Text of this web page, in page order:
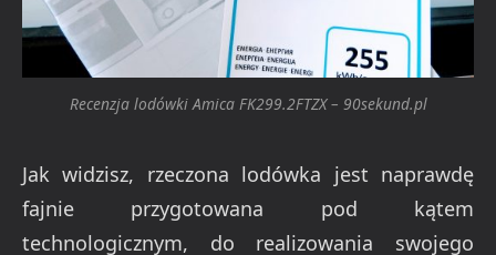
Recenzja lodówki Amica FK299.2FTZX – 90sekund.pl
Jak widzisz, rzeczona lodówka jest naprawdę
fajnie przygotowana pod kątem
technologicznym, do realizowania swojego